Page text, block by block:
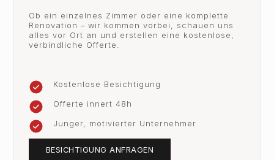
Ob ein einzelnes Zimmer oder eine komplette
Renovation – wir kommen vorbei, schauen uns
alles vor Ort an und erstellen eine kostenlose,
verbindliche Offerte.
Kostenlose Besichtigung
Offerte innert 48h
Junger, motivierter Unternehmer
BESICHTIGUNG ANFRAGEN